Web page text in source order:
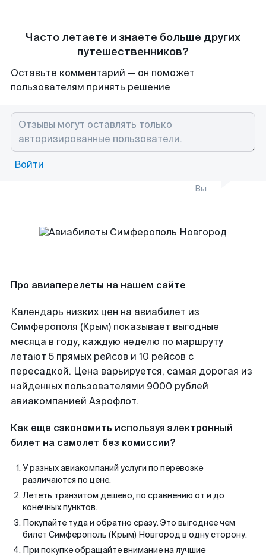
Часто летаете и знаете больше других
путешественников?
Оставьте комментарий — он поможет
пользователям принять решение
Войти
Вы
Про авиаперелеты на нашем сайте
Календарь низких цен на авиабилет из
Симферополя (Крым) показывает выгодные
месяца в году, каждую неделю по маршруту
летают 5 прямых рейсов и 10 рейсов с
пересадкой. Цена варьируется, самая дорогая из
найденных пользователями 9000 рублей
авиакомпанией Аэрофлот.
Как еще сэкономить используя электронный
билет на самолет без комиссии?
У разных авиакомпаний услуги по перевозке
различаются по цене.
Лететь транзитом дешево, по сравнению от и до
конечных пунктов.
Покупайте туда и обратно сразу. Это выгоднее чем
билет Симферополь (Крым) Новгород в одну сторону.
При покупке обращайте внимание на лучшие